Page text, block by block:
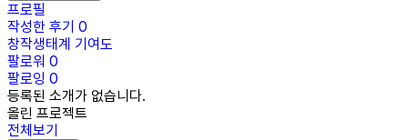
프로필
작성한 후기 0
창작생태계 기여도
팔로워 0
팔로잉 0
등록된 소개가 없습니다.
올린 프로젝트
전체보기